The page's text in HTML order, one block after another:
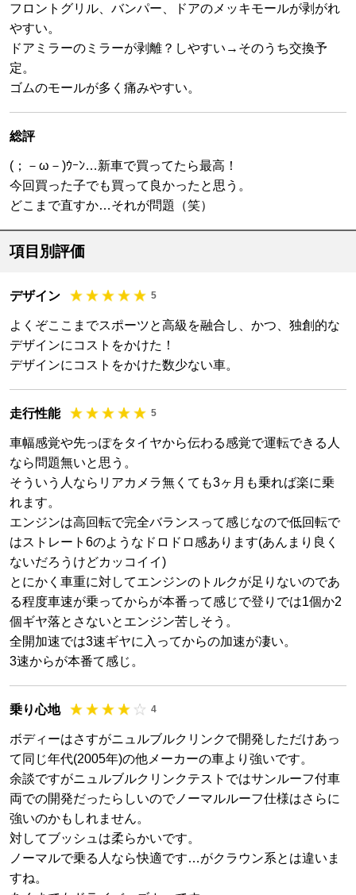
フロントグリル、バンパー、ドアのメッキモールが剥がれ
やすい。
ドアミラーのミラーが剥離？しやすい→そのうち交換予
定。
ゴムのモールが多く痛みやすい。
総評
(；－ω－)ｳｰﾝ…新車で買ってたら最高！
今回買った子でも買って良かったと思う。
どこまで直すか…それが問題（笑）
項目別評価
デザイン 5
よくぞここまでスポーツと高級を融合し、かつ、独創的な
デザインにコストをかけた！
デザインにコストをかけた数少ない車。
走行性能 5
車幅感覚や先っぽをタイヤから伝わる感覚で運転できる人
なら問題無いと思う。
そういう人ならリアカメラ無くても3ヶ月も乗れば楽に乗
れます。
エンジンは高回転で完全バランスって感じなので低回転で
はストレート6のようなドロドロ感あります(あんまり良く
ないだろうけどカッコイイ)
とにかく車重に対してエンジンのトルクが足りないのであ
る程度車速が乗ってからが本番って感じで登りでは1個か2
個ギヤ落とさないとエンジン苦しそう。
全開加速では3速ギヤに入ってからの加速が凄い。
3速からが本番て感じ。
乗り心地 4
ボディーはさすがニュルブルクリンクで開発しただけあっ
て同じ年代(2005年)の他メーカーの車より強いです。
余談ですがニュルブルクリンクテストではサンルーフ付車
両での開発だったらしいのでノーマルルーフ仕様はさらに
強いのかもしれません。
対してブッシュは柔らかいです。
ノーマルで乗る人なら快適です…がクラウン系とは違いま
すね。